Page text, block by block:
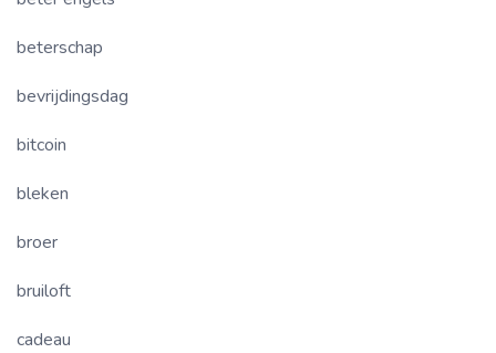
beterschap
bevrijdingsdag
bitcoin
bleken
broer
bruiloft
cadeau